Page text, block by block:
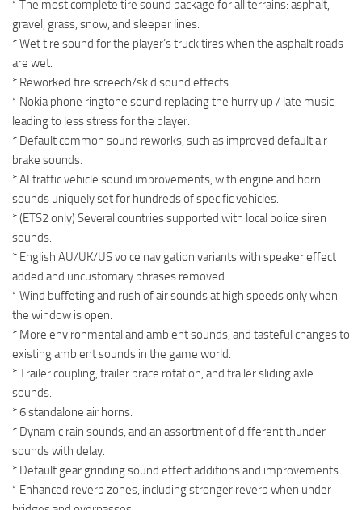
* The most complete tire sound package for all terrains: asphalt,
gravel, grass, snow, and sleeper lines.
* Wet tire sound for the player’s truck tires when the asphalt roads
are wet.
* Reworked tire screech/skid sound effects.
* Nokia phone ringtone sound replacing the hurry up / late music,
leading to less stress for the player.
* Default common sound reworks, such as improved default air
brake sounds.
* AI traffic vehicle sound improvements, with engine and horn
sounds uniquely set for hundreds of specific vehicles.
* (ETS2 only) Several countries supported with local police siren
sounds.
* English AU/UK/US voice navigation variants with speaker effect
added and uncustomary phrases removed.
* Wind buffeting and rush of air sounds at high speeds only when
the window is open.
* More environmental and ambient sounds, and tasteful changes to
existing ambient sounds in the game world.
* Trailer coupling, trailer brace rotation, and trailer sliding axle
sounds.
* 6 standalone air horns.
* Dynamic rain sounds, and an assortment of different thunder
sounds with delay.
* Default gear grinding sound effect additions and improvements.
* Enhanced reverb zones, including stronger reverb when under